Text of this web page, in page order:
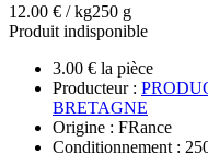
12.00 € / kg250 g
Produit indisponible
3.00 € la pièce
Producteur :
BRETAGNE
Origine : FRance
Conditionnement :